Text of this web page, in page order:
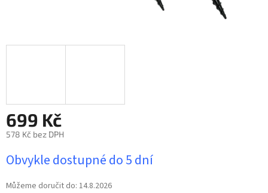
699 Kč
578 Kč bez DPH
cena:
Obvykle dostupné do 5 dní
Můžeme doručit do: 14.8.2026